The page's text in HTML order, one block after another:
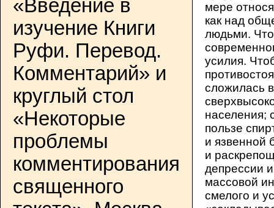
«Введение в
изучение Книги
Руфи. Перевод.
Комментарий» и
круглый стол
«Некоторые
проблемы
комментирования
священного
мере
как над
людьми.
усилия.
сложилась
населения;
пользе
и язвенной
и
депрессии
массовой
смелого и